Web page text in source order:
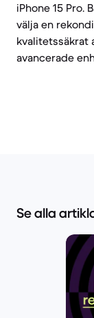
iPhone 15 Pro.
välja en
kvalitetssäkrat
avancerade
Se alla